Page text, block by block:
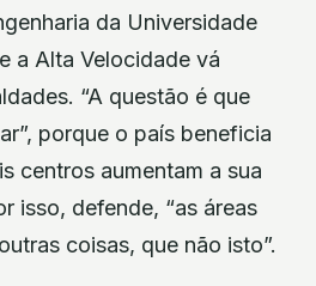
da Universidade
a Alta Velocidade vá
“A questão é que
porque o país beneficia
centros aumentam a sua
isso, defende, “as áreas
coisas, que não isto”.